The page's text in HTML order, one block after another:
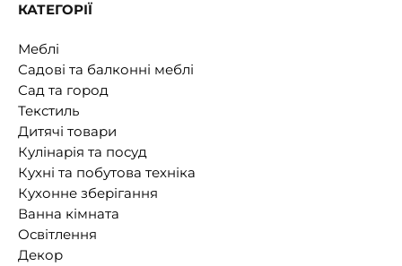
КАТЕГОРІЇ
Меблі
Садові та балконні меблі
Сад та город
Текстиль
Дитячі товари
Кулінарія та посуд
Кухні та побутова техніка
Кухонне зберігання
Ванна кімната
Освітлення
Декор